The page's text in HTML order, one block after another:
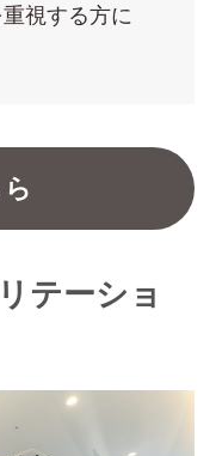
視する方に
テーショ